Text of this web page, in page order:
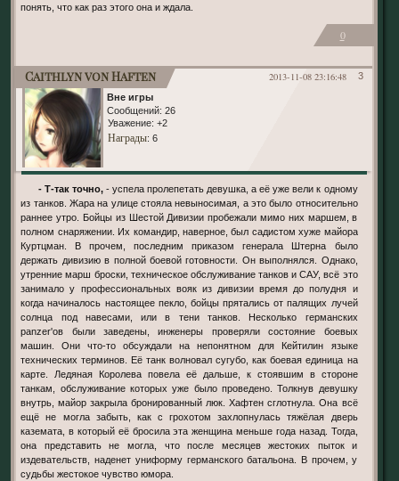
понять, что как раз этого она и ждала.
0
3
2013-11-08 23:16:48
Caithlyn von Haften
Вне игры
Сообщений: 26
Уважение: +2
Награды: 6
- Т-так точно, - успела пролепетать девушка, а её уже вели к одному
из танков. Жара на улице стояла невыносимая, а это было относительно
раннее утро. Бойцы из Шестой Дивизии пробежали мимо них маршем, в
полном снаряжении. Их командир, наверное, был садистом хуже майора
Куртцман. В прочем, последним приказом генерала Штерна было
держать дивизию в полной боевой готовности. Он выполнялся. Однако,
утренние марш броски, техническое обслуживание танков и САУ, всё это
занимало у профессиональных вояк из дивизии время до полудня и
когда начиналось настоящее пекло, бойцы прятались от палящих лучей
солнца под навесами, или в тени танков. Несколько германских
panzer'ов были заведены, инженеры проверяли состояние боевых
машин. Они что-то обсуждали на непонятном для Кейтилин языке
технических терминов. Её танк волновал сугубо, как боевая единица на
карте. Ледяная Королева повела её дальше, к стоявшим в стороне
танкам, обслуживание которых уже было проведено. Толкнув девушку
внутрь, майор закрыла бронированный люк. Хафтен сглотнула. Она всё
ещё не могла забыть, как с грохотом захлопнулась тяжёлая дверь
каземата, в который её бросила эта женщина меньше года назад. Тогда,
она представить не могла, что после месяцев жестоких пыток и
издевательств, наденет униформу германского батальона. В прочем, у
судьбы жестокое чувство юмора.